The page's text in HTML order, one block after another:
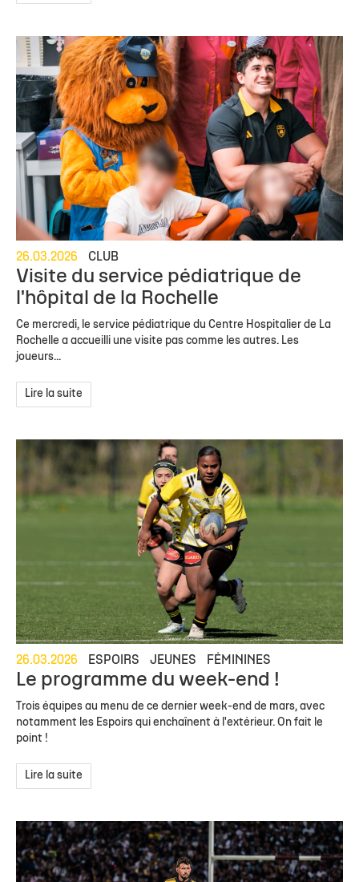
26.03.2026 CLUB
Visite du service pédiatrique de
l'hôpital de la Rochelle
Ce mercredi, le service pédiatrique du Centre Hospitalier de La
Rochelle a accueilli une visite pas comme les autres. Les
joueurs...
Lire la suite
26.03.2026 ESPOIRS JEUNES FÉMININES
Le programme du week-end !
Trois équipes au menu de ce dernier week-end de mars, avec
notamment les Espoirs qui enchaînent à l'extérieur. On fait le
point !
Lire la suite